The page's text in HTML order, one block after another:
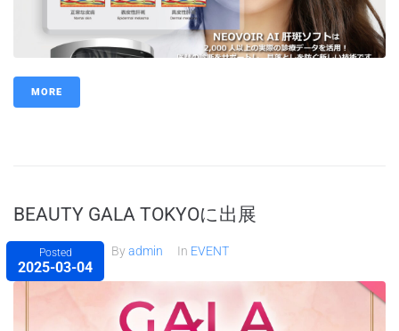
MORE
BEAUTY GALA TOKYOに出展
Byadmin In EVENT
Posted
2025-03-04